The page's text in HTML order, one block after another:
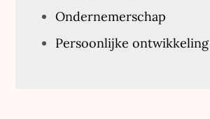
Ondernemerschap
Persoonlijke ontwikkeling